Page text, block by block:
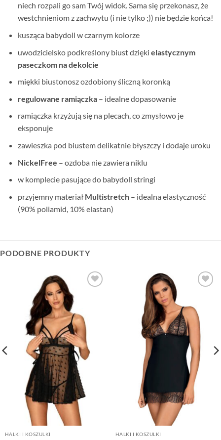
niech rozpali go sam Twój widok. Sama się przekonasz, że
westchnieniom z zachwytu (i nie tylko ;)) nie będzie końca!
kusząca babydoll w czarnym kolorze
uwodzicielsko podkreślony biust dzięki elastycznym
paseczkom na dekolcie
miękki biustonosz ozdobiony śliczną koronką
regulowane ramiączka– idealne dopasowanie
ramiączka krzyżują się na plecach, co zmysłowo je
eksponuje
zawieszka pod biustem delikatnie błyszczy i dodaje uroku
NickelFree – ozdoba nie zawiera niklu
w komplecie pasujące do babydoll stringi
przyjemny materiał Multistretch– idealna elastyczność
(90% poliamid, 10% elastan)
PODOBNE PRODUKTY
HALKI I KOSZULKI HALKI I KOSZULKI